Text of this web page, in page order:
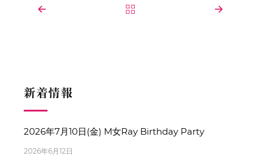
新着情報
2026年7月10日(金) M女Ray Birthday Party
2026年6月12日